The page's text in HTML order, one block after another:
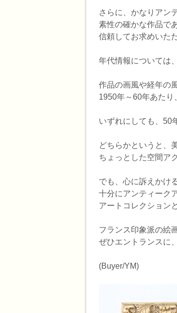
さらに、かなりアン
素性の確かな作品で
信頼してお求めいた
年代情報については
作品の画風や経年の
1950年～60年あたり
いずれにしても、50
どちらかというと、
ちょっとした空間ア
でも、心に訴えかけ
十分にアンティーク
アートコレクション
フランス印象派の絵
ぜひエントランスに
(Buyer/YM)